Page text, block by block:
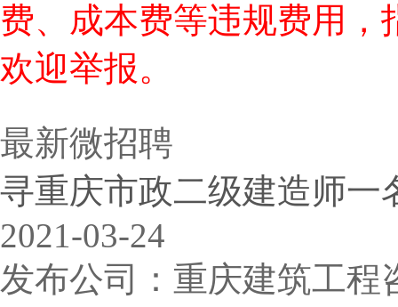
费、成本费等违规费用
欢迎举报。
最新微招聘
寻重庆市政二级建造师一
2021-03-24
发布公司：重庆建筑工程